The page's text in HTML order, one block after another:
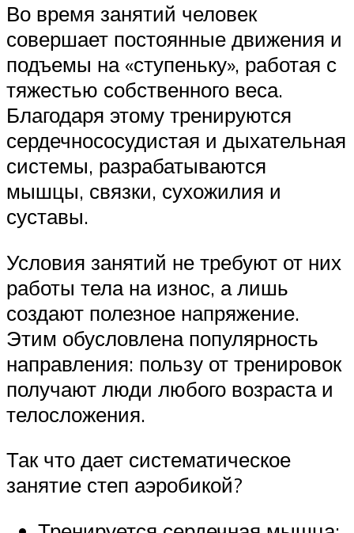
Во время занятий человек
совершает постоянные движения и
подъемы на «ступеньку», работая с
тяжестью собственного веса.
Благодаря этому тренируются
сердечнососудистая и дыхательная
системы, разрабатываются
мышцы, связки, сухожилия и
суставы.
Условия занятий не требуют от них
работы тела на износ, а лишь
создают полезное напряжение.
Этим обусловлена популярность
направления: пользу от тренировок
получают люди любого возраста и
телосложения.
Так что дает систематическое
занятие степ аэробикой?